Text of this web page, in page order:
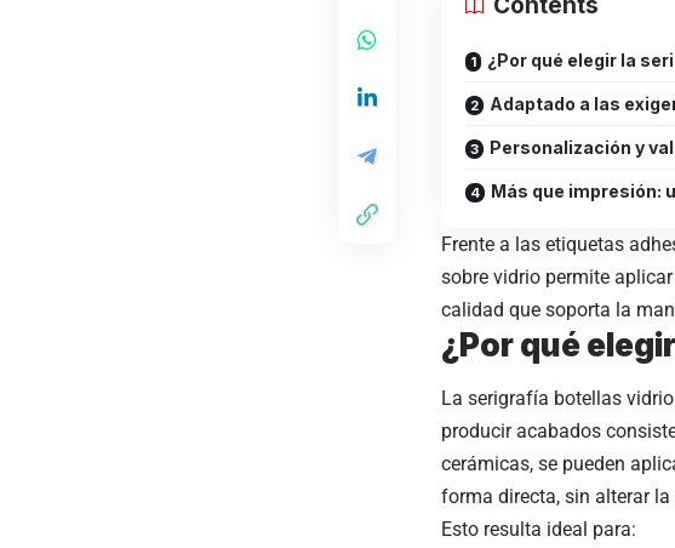
¿Por qué elegir la
Adaptado a las
Personalización y
Más que impresión:
Frente a las etiquetas
sobre vidrio permite
calidad que soporta la
¿Por qué
La serigrafía botellas
producir acabados
cerámicas, se pueden
forma directa, sin alterar
Esto resulta ideal para: